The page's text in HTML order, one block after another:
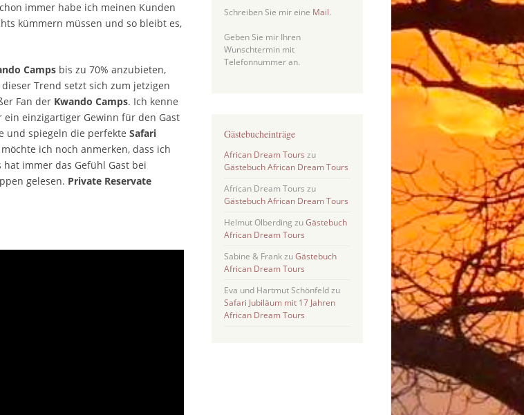
immer habe ich meinen Kunden
kümmern müssen und so bleibt es,
Camps bis zu 70% anzubieten,
Trend setzt sich zum jetzigen
Fan der Kwando Camps. Ich kenne
einzigartiger Gewinn für den Gast
und spiegeln die perfekte Safari
ich noch anmerken, dass ich
immer das Gefühl Gast bei
gelesen. Private Reservate
Schreiben Sie mir eine Mail.
Geben Sie mir Ihren
Wunschtermin mit
Telefonnummer an.
Gästebucheinträge
African Dream Tours zu
Gästebuch African Dream Tours
African Dream Tours zu
Gästebuch African Dream Tours
Helmut Olberding zuGästebuch
African Dream Tours
Sabine & FrankzuGästebuch
African Dream Tours
Eva und Hartmut Schönfeldzu
Safari Jubiläum mit 17 Jahren
African Dream Tours